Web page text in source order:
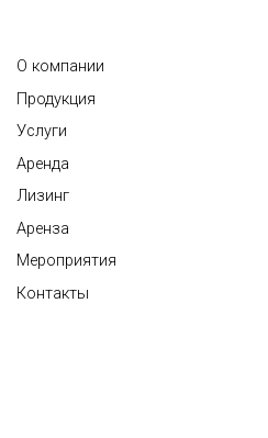
О компании
Продукция
Услуги
Аренда
Лизинг
Аренза
Мероприятия
Контакты